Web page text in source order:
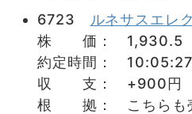
6723
ルネサスエレ
株 価： 1,930.5
約定時間：
収 支： +900円
根 拠： こちらも売